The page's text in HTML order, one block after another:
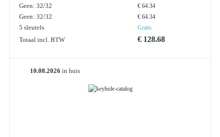
Geen: 32/32 € 64.34
Geen: 32/32 € 64.34
5 sleutels Gratis
Totaal incl. BTW € 128.68
10.08.2026 in huis